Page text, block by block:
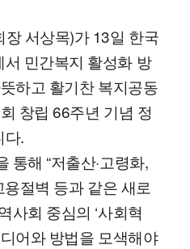
서상목)가 13일 한국
민간복지 활성화 방
하고 활기찬 복지공동
창립 66주년 기념 정
다.
통해 “저출산·고령화,
절벽 등과 같은 새로
사회 중심의 ‘사회혁
어와 방법을 모색해야